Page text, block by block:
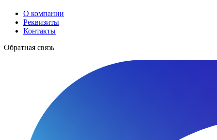
О компании
Реквизиты
Контакты
Обратная связь